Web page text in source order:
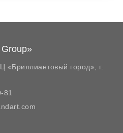
«Бриллиантовый город»,
г.
81